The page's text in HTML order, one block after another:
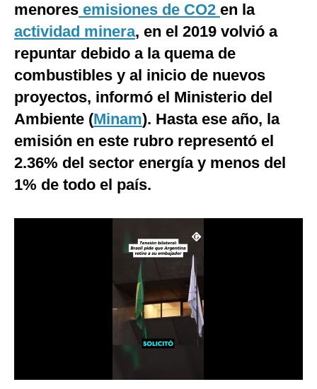
EEUU
México
España
Internacional
Tecnología
Club del Suscriptor
menores emisiones de CO2 en la
actividad minera, en el 2019 volvió a
repuntar debido a la quema de
combustibles y al inicio de nuevos
proyectos, informó el Ministerio del
Ambiente (Minam). Hasta ese año, la
emisión en este rubro representó el
2.36% del sector energía y menos del
1% de todo el país.